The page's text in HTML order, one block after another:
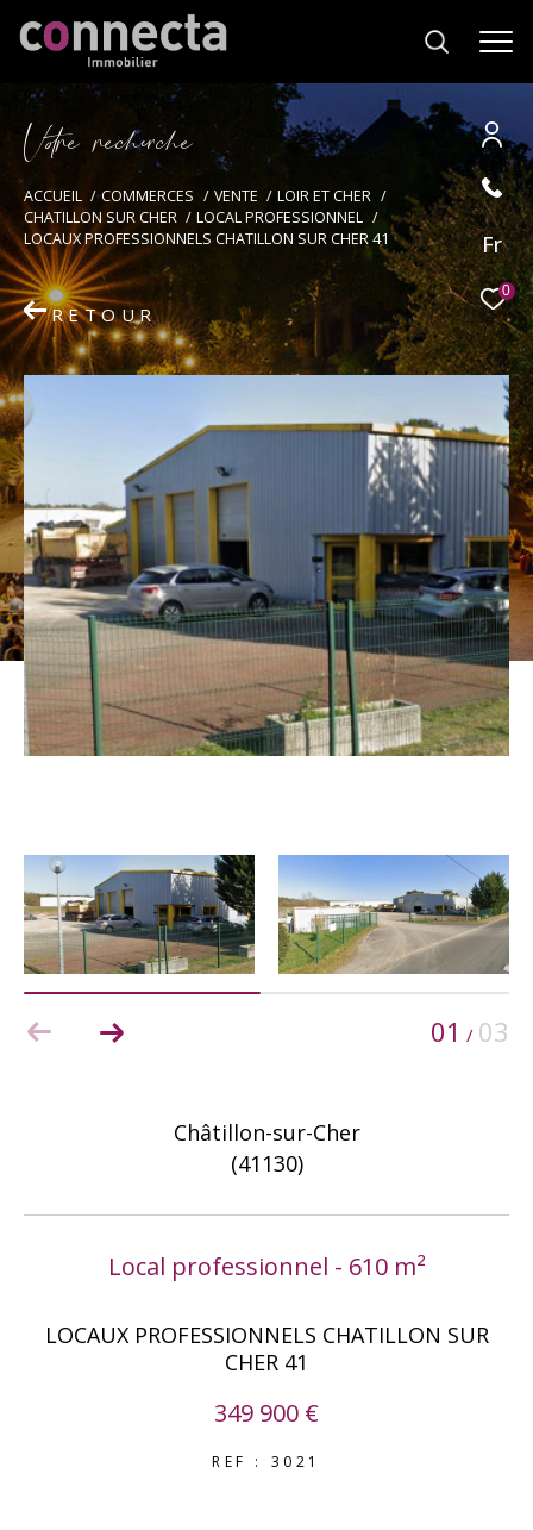
Fr
0
Vore recece
ACCUEIL COMMERCES VENTE
LOIR ET CHER
CHATILLON SUR CHER
LOCAL PROFESSIONNEL
LOCAUX PROFESSIONNELS CHATILLON SUR CHER 41
RETOUR
01 / 03
Châtillon-sur-Cher
(41130)
Local professionnel - 610 m²
LOCAUX PROFESSIONNELS CHATILLON SUR
CHER 41
349 900 €
REF : 3021
Effectuer une recherche
et trouver le bien qui correspond à vos
critères
Type
d'offre
Vente immobilier professionnel
Type de bien
Budget
Budget
Surface
Surface
Pièces
Pièces
AFFINER LES CRITÈRES
NOUVEAUTÉS